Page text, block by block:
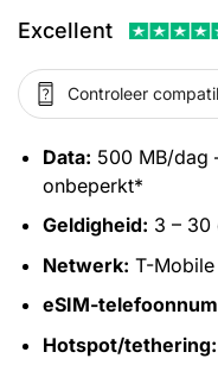
Excellent
Controleer
Data: 500 MB/dag
onbeperkt*
Geldigheid: 3 – 30
Netwerk: T-Mobile
eSIM-
Hotspot/tethering: